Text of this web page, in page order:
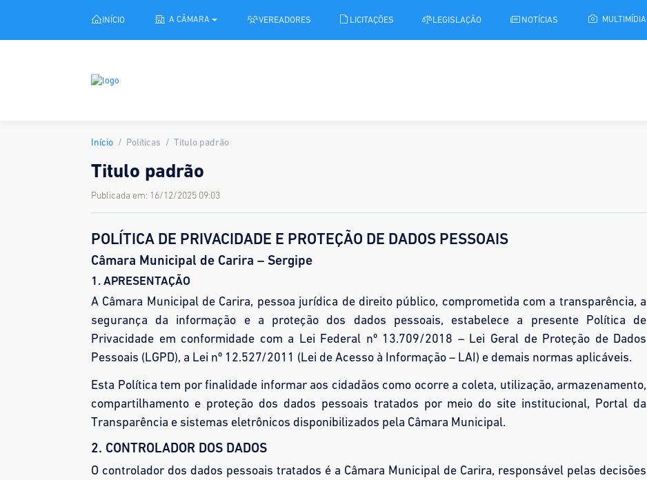
INÍCIO A CÂMARA VEREADORES LICITAÇÕES LEGISLAÇÃO NOTÍCIAS MULTIMÍDIA
Início Políticas Titulo padrão
Titulo padrão
Publicada em: 16/12/2025 09:03
POLÍTICA DE PRIVACIDADE E PROTEÇÃO DE DADOS PESSOAIS
Câmara Municipal de Carira – Sergipe
1. APRESENTAÇÃO
A Câmara Municipal de Carira, pessoa jurídica de direito público, comprometida com a transparência, a
segurança da informação e a proteção dos dados pessoais, estabelece a presente Política de
Privacidade em conformidade com a Lei Federal nº 13.709/2018 – Lei Geral de Proteção de Dados
Pessoais (LGPD), a Lei nº 12.527/2011 (Lei de Acesso à Informação – LAI) e demais normas aplicáveis.
Esta Política tem por finalidade informar aos cidadãos como ocorre a coleta, utilização, armazenamento,
compartilhamento e proteção dos dados pessoais tratados por meio do site institucional, Portal da
Transparência e sistemas eletrônicos disponibilizados pela Câmara Municipal.
2. CONTROLADOR DOS DADOS
O controlador dos dados pessoais tratados é a Câmara Municipal de Carira, responsável pelas decisões